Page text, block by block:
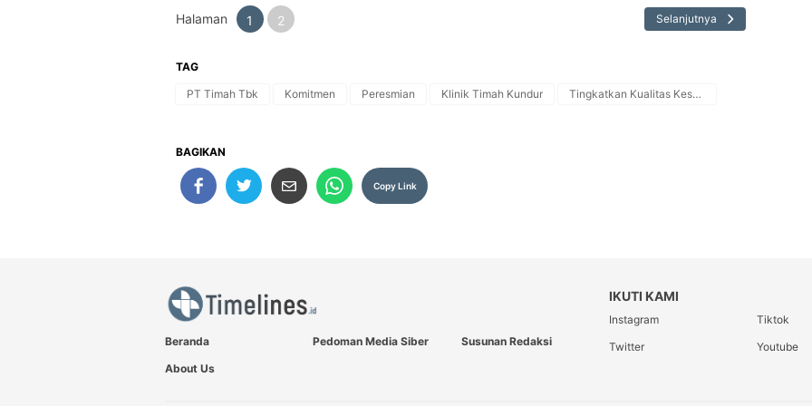
Halaman 1 2 Selanjutnya
TAG
PT Timah Tbk
Komitmen Peresmian Klinik Timah Kundur Tingkatkan Kualitas Kesehatan
BAGIKAN
Copy Link
Beranda Pedoman Media Siber
Susunan Redaksi
About Us
IKUTI KAMI
Instagram Tiktok
Twitter
Youtube